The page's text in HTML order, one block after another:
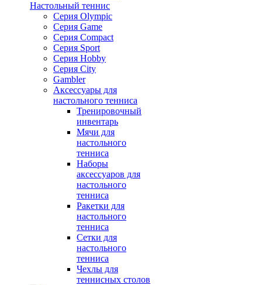
Настольный теннис
Серия Olympic
Серия Game
Серия Compact
Серия Sport
Серия Hobby
Серия City
Gambler
Аксессуары для
настольного тенниса
Тренировочный
инвентарь
Мячи для
настольного
тенниса
Наборы
аксессуаров для
настольного
тенниса
Ракетки для
настольного
тенниса
Сетки для
настольного
тенниса
Чехлы для
теннисных столов